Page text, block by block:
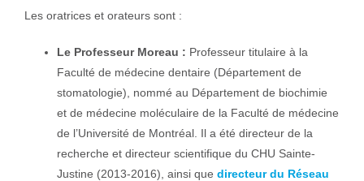
Les oratrices et orateurs sont :
Le Professeur Moreau : Professeur titulaire à la
Faculté de médecine dentaire (Département de
stomatologie), nommé au Département de biochimie
et de médecine moléculaire de la Faculté de médecine
de l’Université de Montréal. Il a été directeur de la
recherche et directeur scientifique du CHU Sainte-
Justine (2013-2016), ainsi que directeur du Réseau